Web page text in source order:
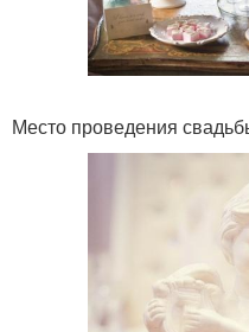
Место проведения